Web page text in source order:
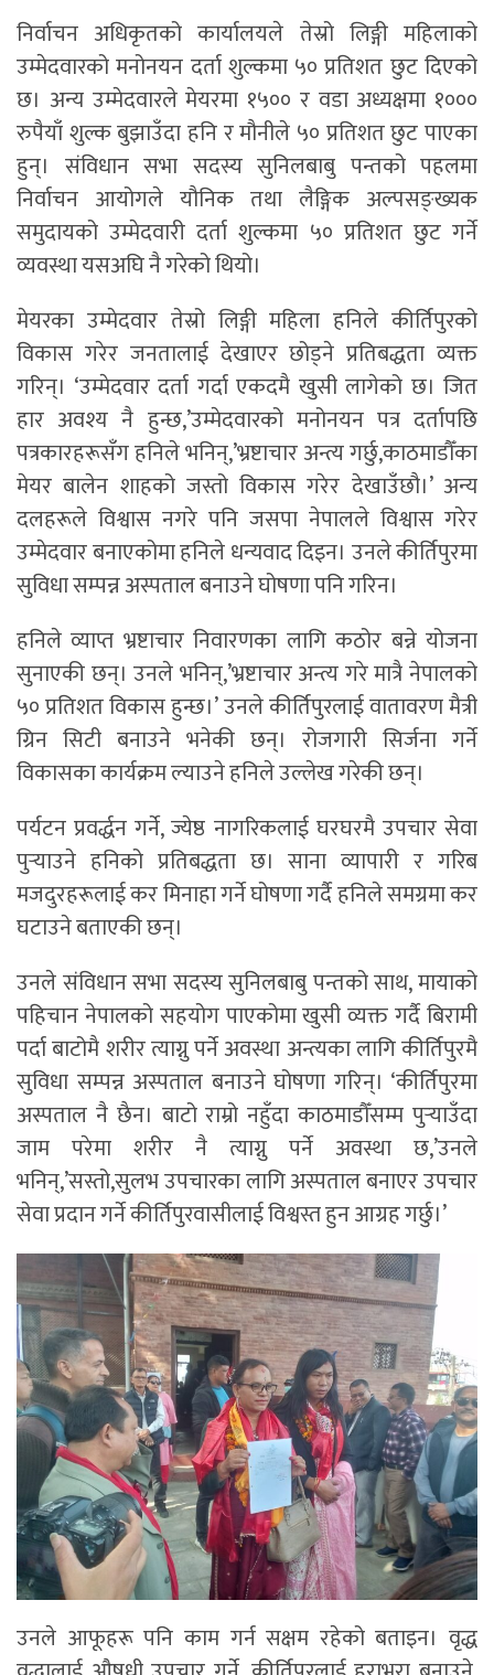
निर्वाचन अधिकृतको कार्यालयले तेस्रो लिङ्गी महिलाको
उम्मेदवारको मनोनयन दर्ता शुल्कमा ५० प्रतिशत छुट दिएको
छ। अन्य उम्मेदवारले मेयरमा १५०० र वडा अध्यक्षमा १०००
रुपैयाँ शुल्क बुझाउँदा हनि र मौनीले ५० प्रतिशत छुट पाएका
हुन्। संविधान सभा सदस्य सुनिलबाबु पन्तको पहलमा
निर्वाचन आयोगले यौनिक तथा लैङ्गिक अल्पसङ्ख्यक
समुदायको उम्मेदवारी दर्ता शुल्कमा ५० प्रतिशत छुट गर्ने
व्यवस्था यसअघि नै गरेको थियो।
मेयरका उम्मेदवार तेस्रो लिङ्गी महिला हनिले कीर्तिपुरको
विकास गरेर जनतालाई देखाएर छोड्ने प्रतिबद्धता व्यक्त
गरिन्। ‘उम्मेदवार दर्ता गर्दा एकदमै खुसी लागेको छ। जित
हार अवश्य नै हुन्छ,’उम्मेदवारको मनोनयन पत्र दर्तापछि
पत्रकारहरूसँग हनिले भनिन्,’भ्रष्टाचार अन्त्य गर्छु,काठमाडौँका
मेयर बालेन शाहको जस्तो विकास गरेर देखाउँछौ।’ अन्य
दलहरूले विश्वास नगरे पनि जसपा नेपालले विश्वास गरेर
उम्मेदवार बनाएकोमा हनिले धन्यवाद दिइन। उनले कीर्तिपुरमा
सुविधा सम्पन्न अस्पताल बनाउने घोषणा पनि गरिन।
हनिले व्याप्त भ्रष्टाचार निवारणका लागि कठोर बन्ने योजना
सुनाएकी छन्। उनले भनिन्,’भ्रष्टाचार अन्त्य गरे मात्रै नेपालको
५० प्रतिशत विकास हुन्छ।’ उनले कीर्तिपुरलाई वातावरण मैत्री
ग्रिन सिटी बनाउने भनेकी छन्। रोजगारी सिर्जना गर्ने
विकासका कार्यक्रम ल्याउने हनिले उल्लेख गरेकी छन्।
पर्यटन प्रवर्द्धन गर्ने, ज्येष्ठ नागरिकलाई घरघरमै उपचार सेवा
पुर्‍याउने हनिको प्रतिबद्धता छ। साना व्यापारी र गरिब
मजदुरहरूलाई कर मिनाहा गर्ने घोषणा गर्दै हनिले समग्रमा कर
घटाउने बताएकी छन्।
उनले संविधान सभा सदस्य सुनिलबाबु पन्तको साथ, मायाको
पहिचान नेपालको सहयोग पाएकोमा खुसी व्यक्त गर्दै बिरामी
पर्दा बाटोमै शरीर त्याग्नु पर्ने अवस्था अन्त्यका लागि कीर्तिपुरमै
सुविधा सम्पन्न अस्पताल बनाउने घोषणा गरिन्। ‘कीर्तिपुरमा
अस्पताल नै छैन। बाटो राम्रो नहुँदा काठमाडौँसम्म पुर्‍याउँदा
जाम परेमा शरीर नै त्याग्नु पर्ने अवस्था छ,’उनले
भनिन्,’सस्तो,सुलभ उपचारका लागि अस्पताल बनाएर उपचार
सेवा प्रदान गर्ने कीर्तिपुरवासीलाई विश्वस्त हुन आग्रह गर्छु।’
उनले आफूहरू पनि काम गर्न सक्षम रहेको बताइन। वृद्ध